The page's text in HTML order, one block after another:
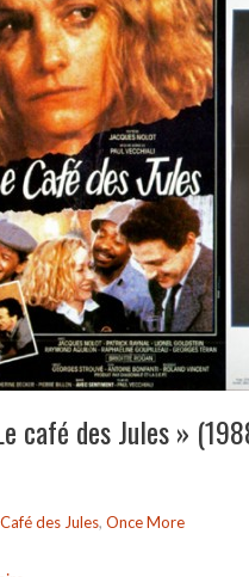
café des Jules »
des Jules, Once More